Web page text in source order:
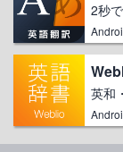
2秒
英和